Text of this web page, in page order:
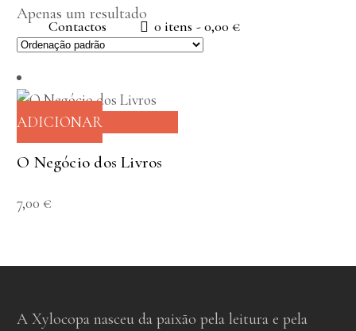
Contactos 0 itens 0,00 €
Apenas um resultado
ADICIONAR
O Negócio dos Livros
7,00 €
A Xylocopa nasceu da paixão pela leitura e pela